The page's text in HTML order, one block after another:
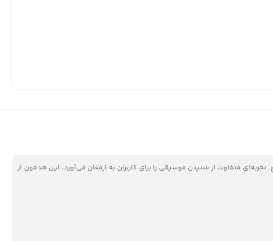
تجربه‌ای متفاوت از شنیدن موسیقی را برای کاربران به ارمغان می‌آورد. این هدفون از